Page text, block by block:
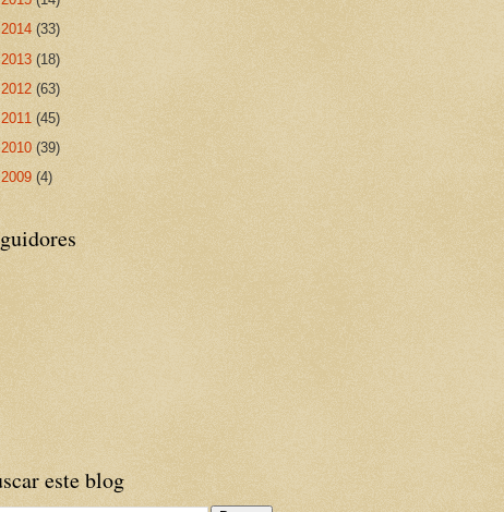
2014 (33)
2013 (18)
2012 (63)
2011 (45)
2010 (39)
2009 (4)
este blog